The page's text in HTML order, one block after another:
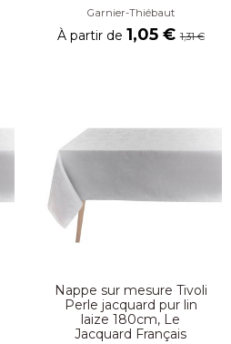
Garnier-Thiébaut
À partir de 1,05 €1,31 €
Nappe sur mesure Tivoli
Perle jacquard pur lin
laize 180cm, Le
Jacquard Français